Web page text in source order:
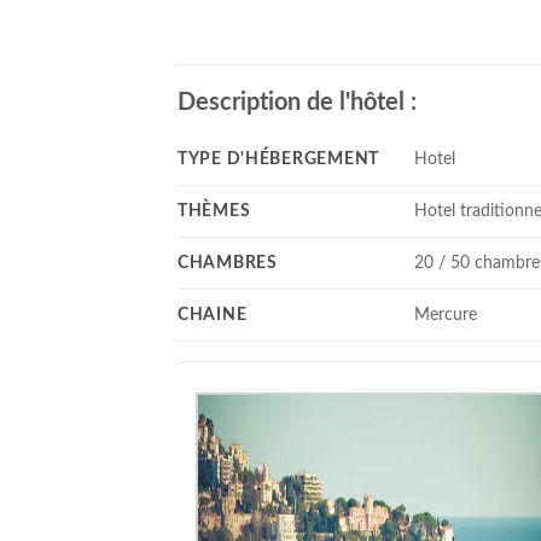
Description de l'hôtel :
TYPE D'HÉBERGEMENT Hotel
THÈMES Hotel
CHAMBRES 20 / 50
CHAINE Mercure